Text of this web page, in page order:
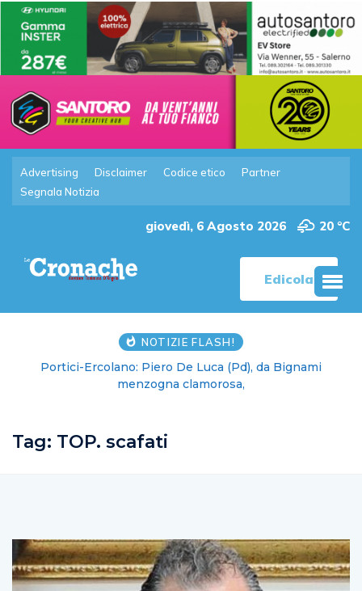
Advertising Disclaimer Codice etico
Partner
Segnala Notizia
giovedì, 6 Agosto 2026 20 °C
Edicola
NOTIZIE FLASH!
Portici-Ercolano: Piero De Luca (Pd), da Bignami
menzogna clamorosa,
Tag: TOP. scafati